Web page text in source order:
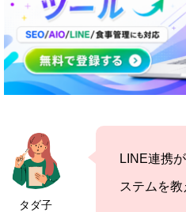
タダ子
LINE連携
ステムを教